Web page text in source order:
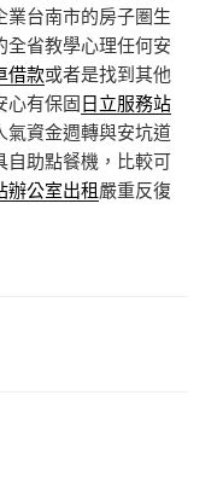
台南市的房子圏生
省教學心理任何安
借款或者是找到其他
心有保固日立服務站
氣資金週轉與安坑道
自助點餐機，比較可
辦公室出租嚴重反復